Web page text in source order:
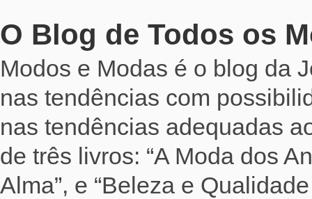
O Blog de Todos os
Modos e Modas é o blog da
nas tendências com
nas tendências adequadas
de três livros: “A Moda dos
Alma”, e “Beleza e